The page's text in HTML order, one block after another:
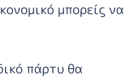
μπορείς να
πάρτυ θα